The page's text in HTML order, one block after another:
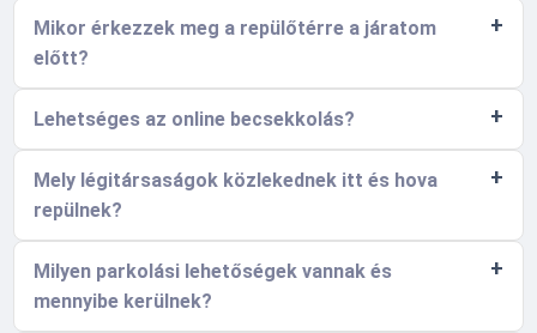
Mikor érkezzek meg a repülőtérre a járatom
előtt?
Lehetséges az online becsekkolás?
Mely légitársaságok közlekednek itt és hova
repülnek?
Milyen parkolási lehetőségek vannak és
mennyibe kerülnek?